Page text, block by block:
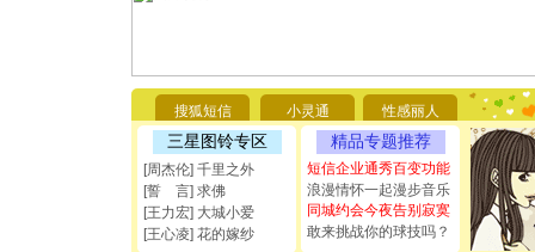
搜狐短信 小灵通 性感丽人
三星图铃专区
[周杰伦] 千里之外
[誓 言] 求佛
[王力宏] 大城小爱
[王心凌] 花的嫁纱
精品专题推荐
短信企业通秀百变功能
浪漫情怀一起漫步音乐
同城约会今夜告别寂寞
敢来挑战你的球技吗？
你太多，
要平安！
[圣诞节]
能正大光
都要快乐
[圣诞节]
如意,快
[元旦]看
断电。爱